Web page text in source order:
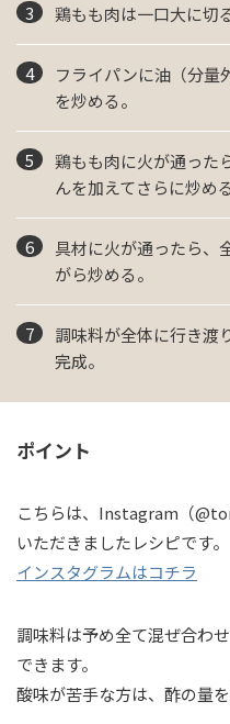
鶏もも肉は一口大に切
フライパンに油（分
を炒める。
鶏もも肉に火が通っ
んを加えてさらに炒める
具材に火が通ったら、
がら炒める。
調味料が全体に行き渡
完成。
ポイント
こちらは、Instagram（
いただきましたレシピです。
インスタグラムはコチラ
調味料は予め全て混ぜ合わ
できます。
酸味が苦手な方は、酢の量